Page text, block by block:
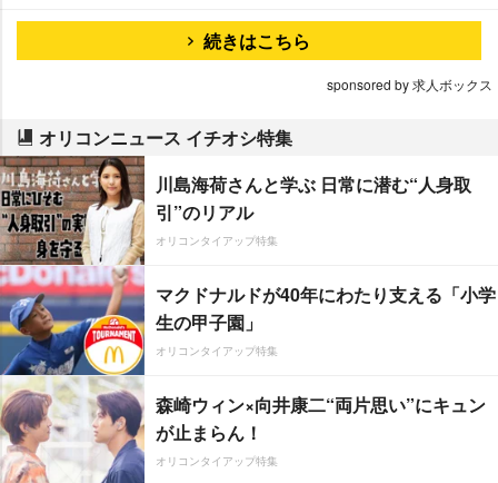
続きはこちら
sponsored by 求人ボックス
オリコンニュース イチオシ特集
川島海荷さんと学ぶ 日常に潜む“人身取
引”のリアル
オリコンタイアップ特集
マクドナルドが40年にわたり支える「小学
生の甲子園」
オリコンタイアップ特集
森崎ウィン×向井康二“両片思い”にキュン
が止まらん！
オリコンタイアップ特集